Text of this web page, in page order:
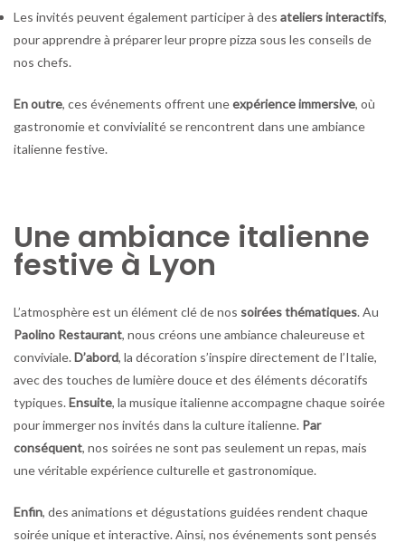
Les invités peuvent également participer à desateliers interactifs,
pour apprendre à préparer leur propre pizza sous les conseils de
nos chefs.
En outre, ces événements offrent uneexpérience immersive, où
gastronomie et convivialité se rencontrent dans une ambiance
italienne festive.
Une ambiance italienne
festive à Lyon
L’atmosphère est un élément clé de nos soirées thématiques. Au
Paolino Restaurant, nous créons une ambiance chaleureuse et
conviviale.D’abord, la décoration s’inspire directement de l’Italie,
avec des touches de lumière douce et des éléments décoratifs
typiques.Ensuite, la musique italienne accompagne chaque soirée
pour immerger nos invités dans la culture italienne. Par
conséquent, nos soirées ne sont pas seulement un repas, mais
une véritable expérience culturelle et gastronomique.
Enfin, des animations et dégustations guidées rendent chaque
soirée unique et interactive. Ainsi, nos événements sont pensés